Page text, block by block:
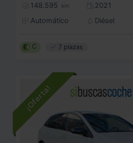
148.595 km
2021
Automático
Diésel
C 7 plazas